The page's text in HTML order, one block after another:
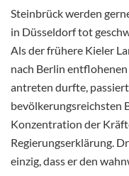
Steinbrück werden
in Düsseldorf tot
Als der frühere Kieler
nach Berlin
antreten durfte,
bevölkerungsreichsten
Konzentration der
Regierungserklärung.
einzig, dass er den